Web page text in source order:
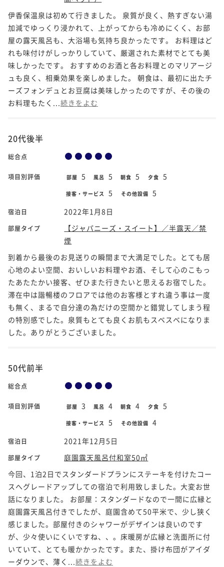
伊香保温泉は初めて行きました。 泉質が良く、熱すぎない湯
加減でゆっくり浸かれて、上がってからも冷めにくく、お部
屋の露天風呂も、大浴場も気持ち良かったです。 お料理はど
れも味付けがしっかりしていて、厳選された素材でとても美
味しかったです。 おすすめのお酒と各お料理とのマリアージ
ュも良く、相乗効果を楽しめました。 朝食は、最初に出たチ
ーズフォンデュとお豆腐は美味しかったのですが、その後の
お料理もたく... 続きをよむ
20代後半
総合点
項目別評価 部屋 5 風呂 5 朝食 5 夕食 5
接客・サービス 5 その他設備 5
宿泊日 2022年1月8日
部屋タイプ
【ジャパニーズ・スイート】／半露天／禁
煙
到着から最後のお見送りの瞬間まで大満足でした。とても居
心地のよい空間、おいしいお料理やお酒、そして心のこもっ
たあたたかい接客、ぜひまた行きたいと思えるお宿でした。
滞在中は諧暢楼のフロアでは他のお客様とすれ違う事は一度
も無く、まるで自分達の為だけの空間かと錯覚してしまう程
の特別感でした。泉質もとても良くお肌もスベスベになりま
した。ありがとうございました。
50代前半
総合点
項目別評価 部屋 3 風呂 4 朝食 4 夕食 5
接客・サービス 5 その他設備 4
宿泊日 2021年12月5日
部屋タイプ
庭園露天風呂付和室50㎡
今回、1泊2日でスタンダードプランにステーキを付けたコー
スへグレードアップしての宿泊で利用致しました。大変お世
話になりました。 お部屋：スタンダードなので一間に広縁と
庭園露天風呂付きでしたが、庭園含めて50平米で、少し狭く
感じました。部屋付きのシャワーがデザインは良いのです
が、少々使いにくいですね、、。床暖房が広縁と洗面所に付
いていて、とても暖かかったです。また、掛け布団がアイダ
ーダウンで、薄く... 続きをよむ